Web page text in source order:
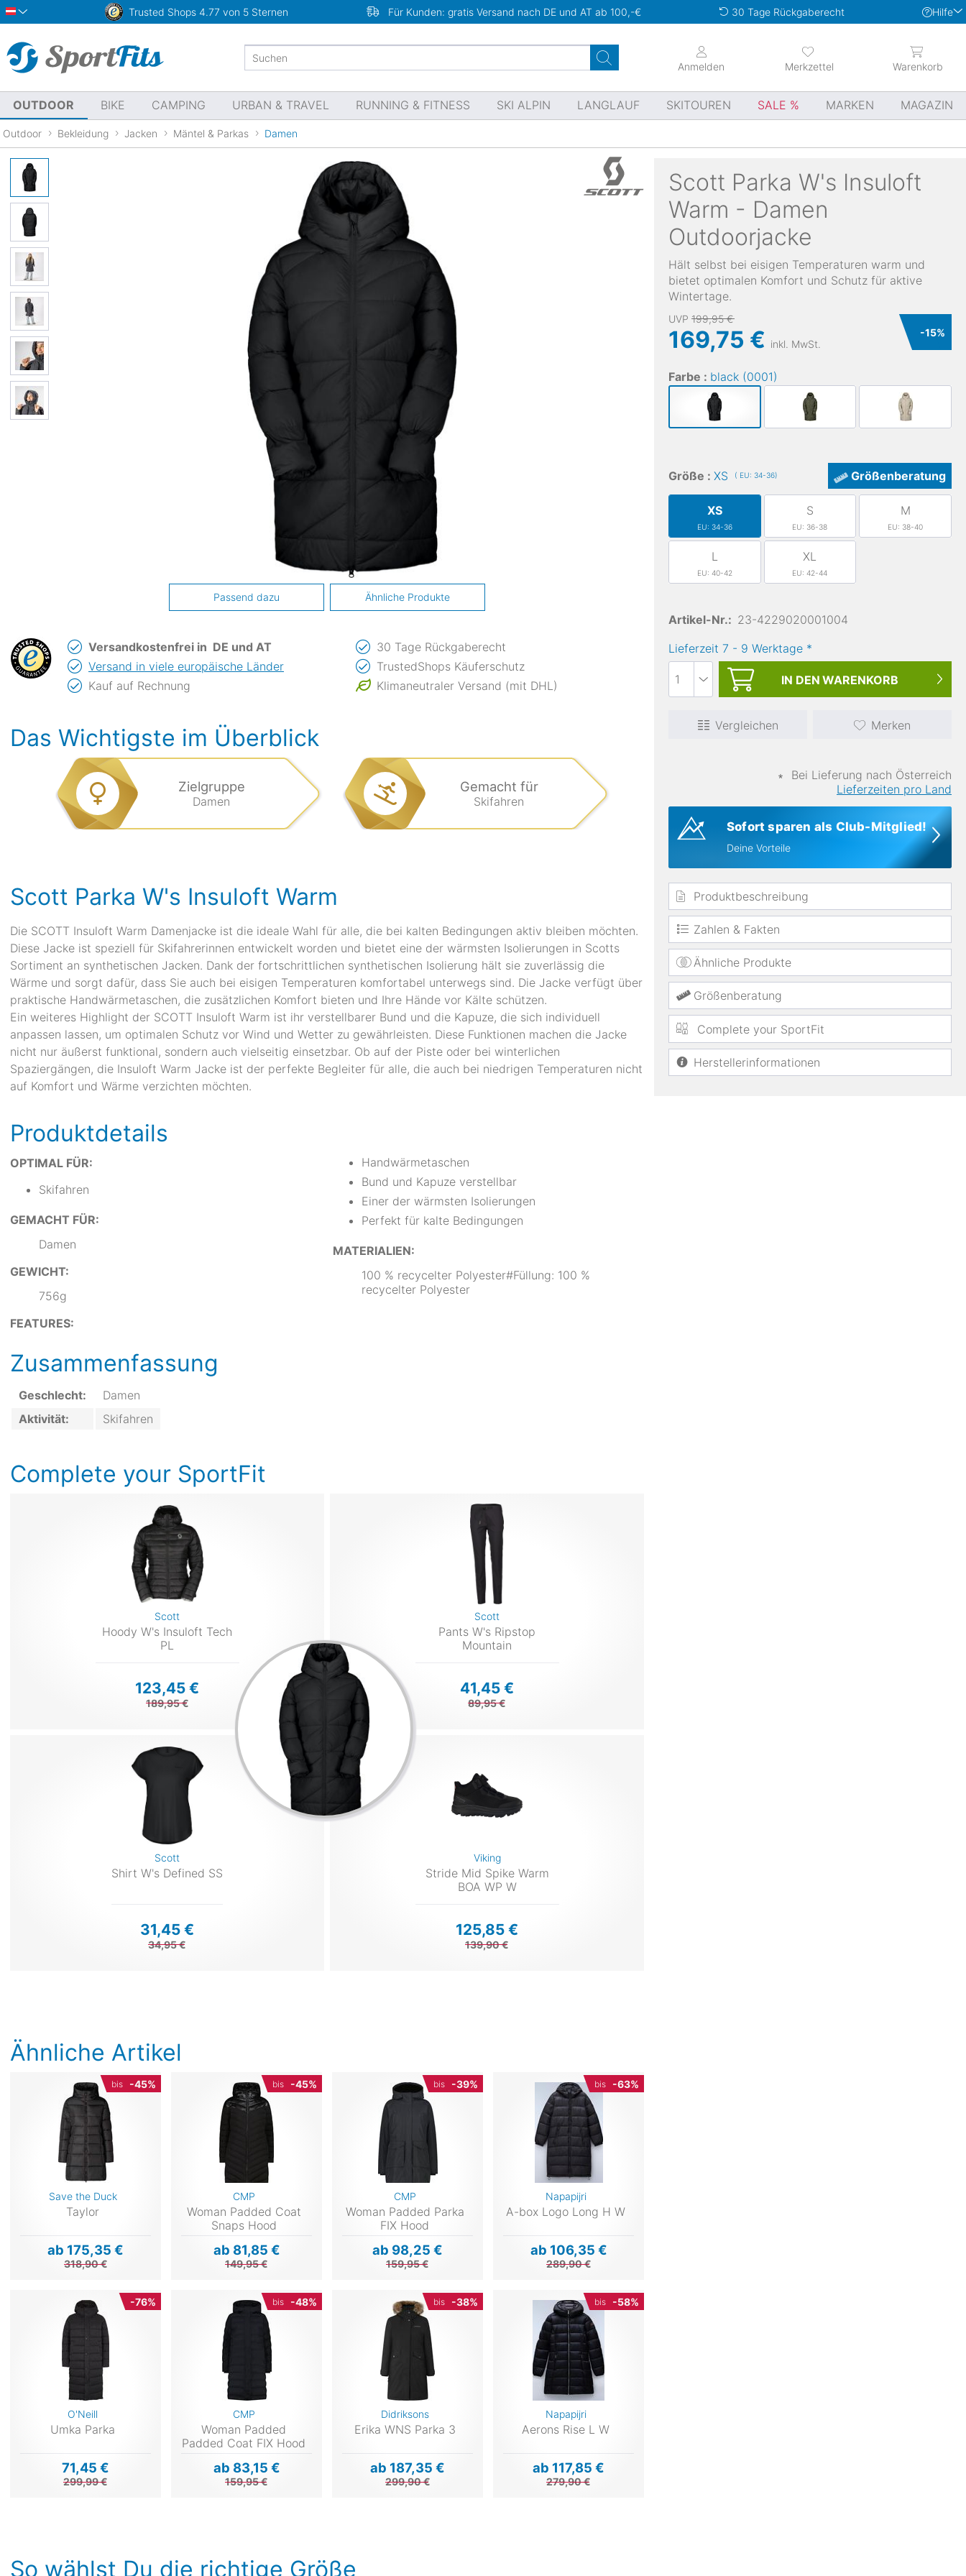
Österreich Trusted Shops 4.77 von 5 Sternen Für Kunden: gratis Versand nach DE und AT ab 100,-€ 30 Tage Rückgaberecht Hilfe
Merkzettel
Anmelden Warenkorb
OUTDOOR BIKE CAMPING URBAN & TRAVEL RUNNING & FITNESS SKI ALPIN LANGLAUF SKITOUREN SALE MARKEN MAGAZIN
Outdoor Bekleidung Jacken Mäntel & Parkas Damen
Scott Parka W's Insuloft
Warm - Damen
Outdoorjacke
Hält selbst bei eisigen Temperaturen warm und
bietet optimalen Komfort und Schutz für aktive
Wintertage.
UVP 199,95 €
169,75 € inkl. MwSt.
-15%
Farbe : black (0001)
Größe : XS ( EU: 34-36) Größenberatung
XS
EU: 34-36
S
EU: 36-38
M
EU: 38-40
L
EU: 40-42
XL
EU: 42-44
Artikel-Nr.: 23-4229020001004
Lieferzeit 7 - 9 Werktage *
IN DEN WARENKORB
Vergleichen Merken
∗
Bei Lieferung nach Österreich
Lieferzeiten pro Land
Sofort sparen als Club-Mitglied!
Deine Vorteile
Produktbeschreibung
Zahlen & Fakten
Ähnliche Produkte
Größenberatung
Complete your SportFit
Herstellerinformationen
Passend dazu Ähnliche Produkte
Versandkostenfrei in DE und AT
Versand in viele europäische Länder
Kauf auf Rechnung
30 Tage Rückgaberecht
TrustedShops Käuferschutz
Klimaneutraler Versand (mit DHL)
Das Wichtigste im Überblick
Zielgruppe
Damen
Gemacht für
Skifahren
Scott Parka W's Insuloft Warm
Die SCOTT Insuloft Warm Damenjacke ist die ideale Wahl für alle, die bei kalten Bedingungen aktiv bleiben möchten.
Diese Jacke ist speziell für Skifahrerinnen entwickelt worden und bietet eine der wärmsten Isolierungen in Scotts
Sortiment an synthetischen Jacken. Dank der fortschrittlichen synthetischen Isolierung hält sie zuverlässig die
Wärme und sorgt dafür, dass Sie auch bei eisigen Temperaturen komfortabel unterwegs sind. Die Jacke verfügt über
praktische Handwärmetaschen, die zusätzlichen Komfort bieten und Ihre Hände vor Kälte schützen.
Ein weiteres Highlight der SCOTT Insuloft Warm ist ihr verstellbarer Bund und die Kapuze, die sich individuell
anpassen lassen, um optimalen Schutz vor Wind und Wetter zu gewährleisten. Diese Funktionen machen die Jacke
nicht nur äußerst funktional, sondern auch vielseitig einsetzbar. Ob auf der Piste oder bei winterlichen
Spaziergängen, die Insuloft Warm Jacke ist der perfekte Begleiter für alle, die auch bei niedrigen Temperaturen nicht
auf Komfort und Wärme verzichten möchten.
Produktdetails
OPTIMAL FÜR:
Skifahren
GEMACHT FÜR:
Damen
GEWICHT:
756g
FEATURES:
Handwärmetaschen
Bund und Kapuze verstellbar
Einer der wärmsten Isolierungen
Perfekt für kalte Bedingungen
MATERIALIEN:
100 % recycelter Polyester#Füllung: 100 %
recycelter Polyester
Zusammenfassung
Geschlecht:
Damen
Aktivität:
Skifahren
Complete your SportFit
Scott
Hoody W's Insuloft Tech
PL
123,45 €
189,95 €
Scott
Pants W's Ripstop
Mountain
41,45 €
89,95 €
Scott
Shirt W's Defined SS
31,45 €
34,95 €
Viking
Stride Mid Spike Warm
BOA WP W
125,85 €
139,90 €
Ähnliche Artikel
bis -45%
Save the Duck
Taylor
ab 175,35 €
318,90 €
bis -45%
CMP
Woman Padded Coat
Snaps Hood
ab 81,85 €
149,95 €
bis -39%
CMP
Woman Padded Parka
FIX Hood
ab 98,25 €
159,95 €
bis -63%
Napapijri
A-box Logo Long H W
ab 106,35 €
289,90 €
-76%
O'Neill
Umka Parka
71,45 €
299,99 €
bis -48%
CMP
Woman Padded
Padded Coat FIX Hood
ab 83,15 €
159,95 €
bis -38%
Didriksons
Erika WNS Parka 3
ab 187,35 €
299,90 €
bis -58%
Napapijri
Aerons Rise L W
ab 117,85 €
279,90 €
So wählst Du die richtige Größe